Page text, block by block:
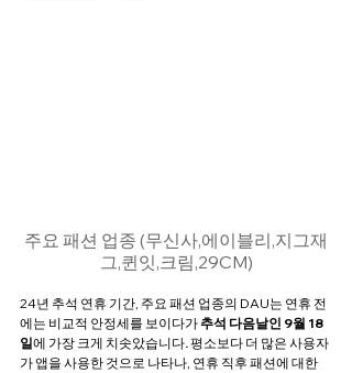
주요 패션 업종 (무신사,에이블리,지그재
그,퀸잇,크림,29CM)
24년 추석 연휴 기간, 주요 패션 업종의 DAU는 연휴 전
에는 비교적 안정세를 보이다가 추석 다음날인 9월 18
일에 가장 크게 치솟았습니다. 평소보다 더 많은 사용자
가 앱을 사용한 것으로 나타나, 연휴 직후 패션에 대한